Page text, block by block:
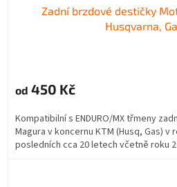
Zadní brzdové destičky
Husqvarna,
od 450 Kč
Kompatibilní s ENDURO/MX třmeny
Magura v koncernu KTM (Husq, Gas) v
posledních cca 20 letech včetně roku